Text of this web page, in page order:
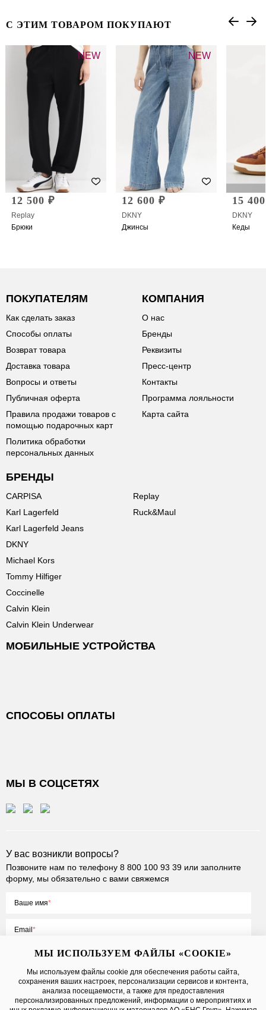
С ЭТИМ ТОВАРОМ ПОКУПАЮТ
NEW
12 500 ₽
Replay
Брюки
NEW
12 600 ₽
DKNY
Джинсы
15
DKNY
Кеды
ПОКУПАТЕЛЯМ
Как сделать заказ
Способы оплаты
Возврат товара
Доставка товара
Вопросы и ответы
Публичная оферта
Правила продажи товаров с
помощью подарочных карт
Политика обработки
персональных данных
КОМПАНИЯ
О нас
Бренды
Реквизиты
Пресс-центр
Контакты
Программа лояльности
Карта сайта
БРЕНДЫ
CARPISA
Karl Lagerfeld
Karl Lagerfeld Jeans
DKNY
Michael Kors
Tommy Hilfiger
Coccinelle
Calvin Klein
Calvin Klein Underwear
Replay
Ruck&Maul
МОБИЛЬНЫЕ УСТРОЙСТВА
СПОСОБЫ ОПЛАТЫ
МЫ В СОЦСЕТЯХ
У вас возникли вопросы?
Позвоните нам по телефону 8 800 100 93 39 или заполните
форму, мы обязательно с вами свяжемся
Ваше имя
Email
Нажимая на кнопку «Отправить», вы принимаете условияПубличной
оферты, даетесогласие на обработку персональных данных
МЫ ИСПОЛЬЗУЕМ ФАЙЛЫ «COOKIE»
Мы используем файлы cookie для обеспечения работы сайта,
сохранения ваших настроек, персонализации сервисов и контента,
анализа посещаемости, а также для предоставления
персонализированных предложений, информации о мероприятиях и